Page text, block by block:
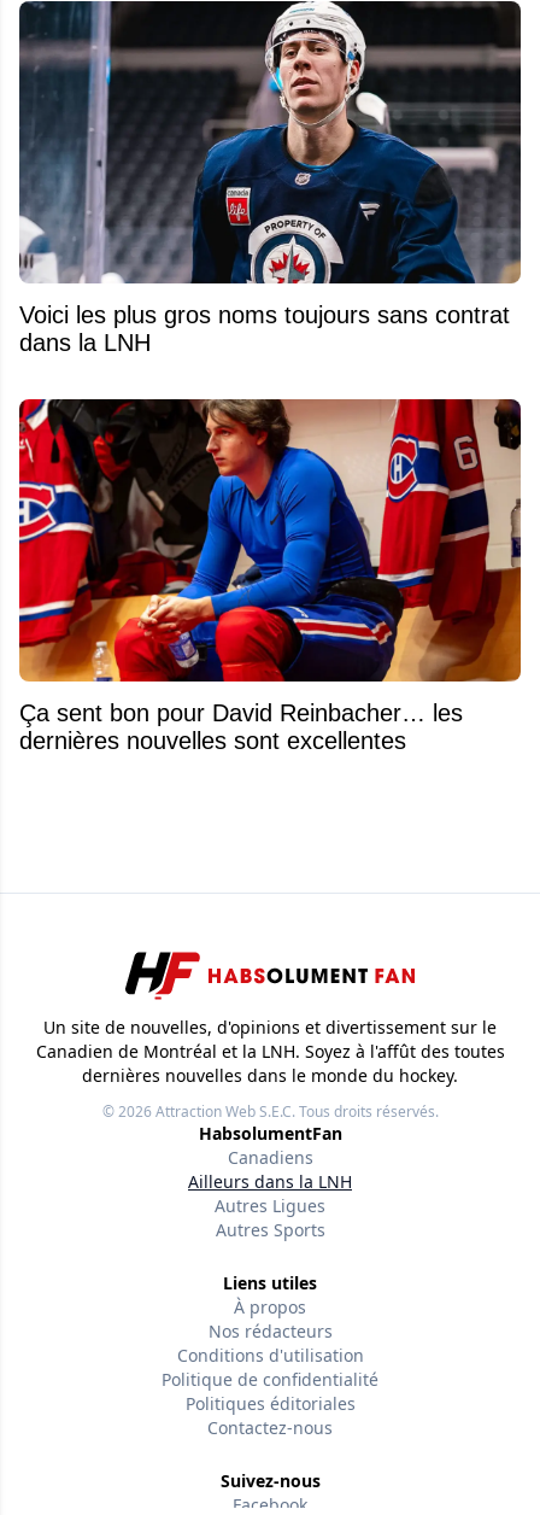
Voici les plus gros noms toujours sans contrat
dans la LNH
Ça sent bon pour David Reinbacher… les
dernières nouvelles sont excellentes
Un site de nouvelles, d'opinions et divertissement sur le
Canadien de Montréal et la LNH. Soyez à l'affût des toutes
dernières nouvelles dans le monde du hockey.
© 2026Attraction Web S.E.C.Tous droits réservés.
HabsolumentFan
Canadiens
Ailleurs dans la LNH
Autres Ligues
Autres Sports
Liens utiles
À propos
Nos rédacteurs
Conditions d'utilisation
Politique de confidentialité
Politiques éditoriales
Contactez-nous
Suivez-nous
Facebook